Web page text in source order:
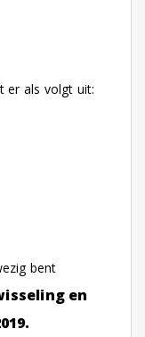
er als volgt uit:
bent
en